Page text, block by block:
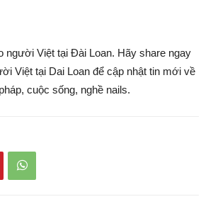
người Việt tại Đài Loan. Hãy share ngay
Việt tại Dai Loan để cập nhật tin mới về
cuộc sống, nghề nails.